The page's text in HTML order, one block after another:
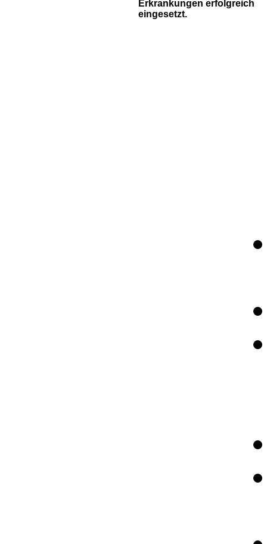
Erkrankungen erfolgreich
eingesetzt.